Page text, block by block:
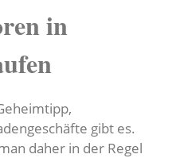
in
gibt es.
daher in der Regel